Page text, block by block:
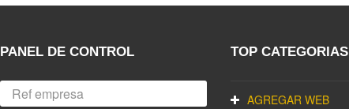
PANEL DE CONTROL TOP CATEGORIAS
AGREGAR WEB